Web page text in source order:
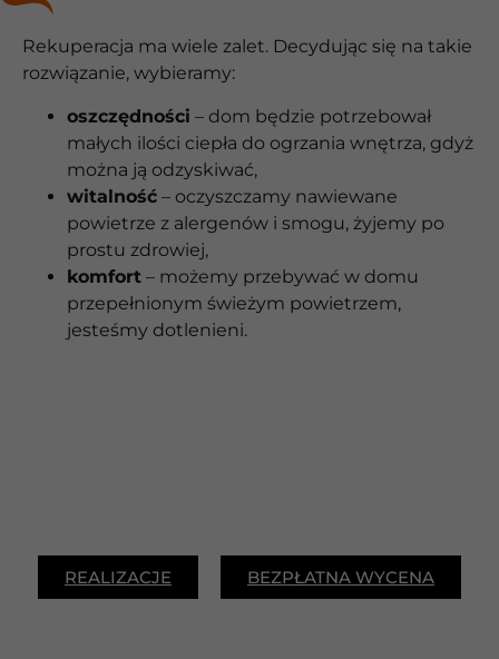
Rekuperacja ma wiele zalet. Decydując się na takie
rozwiązanie, wybieramy:
oszczędności – dom będzie potrzebował
małych ilości ciepła do ogrzania wnętrza, gdyż
można ją odzyskiwać,
witalność – oczyszczamy nawiewane
powietrze z alergenów i smogu, żyjemy po
prostu zdrowiej,
komfort – możemy przebywać w domu
przepełnionym świeżym powietrzem,
jesteśmy dotlenieni.
REALIZACJE BEZPŁATNA WYCENA